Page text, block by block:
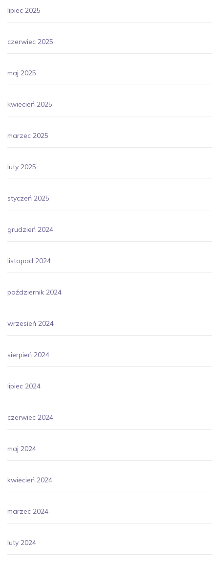
lipiec 2025
czerwiec 2025
maj 2025
kwiecień 2025
marzec 2025
luty 2025
styczeń 2025
grudzień 2024
listopad 2024
październik 2024
wrzesień 2024
sierpień 2024
lipiec 2024
czerwiec 2024
maj 2024
kwiecień 2024
marzec 2024
luty 2024